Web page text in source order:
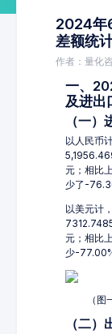
2024年
差额统
作者：量化
一、
及进出
（一
以人民币
元；相比
少了-
以美元计
元；相比
少-
（
（二）